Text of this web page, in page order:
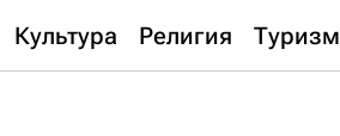
Культура Религия Туризм